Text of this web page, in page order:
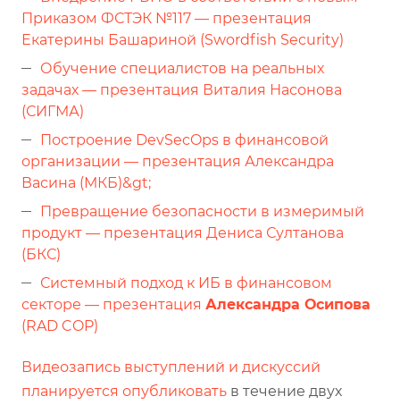
Приказом ФСТЭК №117 — презентация
Екатерины Башариной (Swordfish Security)
Обучение специалистов на реальных
задачах — презентация Виталия Насонова
(СИГМА)
Построение DevSecOps в финансовой
организации — презентация Александра
Васина (МКБ)&gt;
Превращение безопасности в измеримый
продукт — презентация Дениса Султанова
(БКС)
Системный подход к ИБ в финансовом
секторе — презентация Александра Осипова
(RAD COP)
Видеозапись выступлений и дискуссий
планируется опубликовать в течение двух